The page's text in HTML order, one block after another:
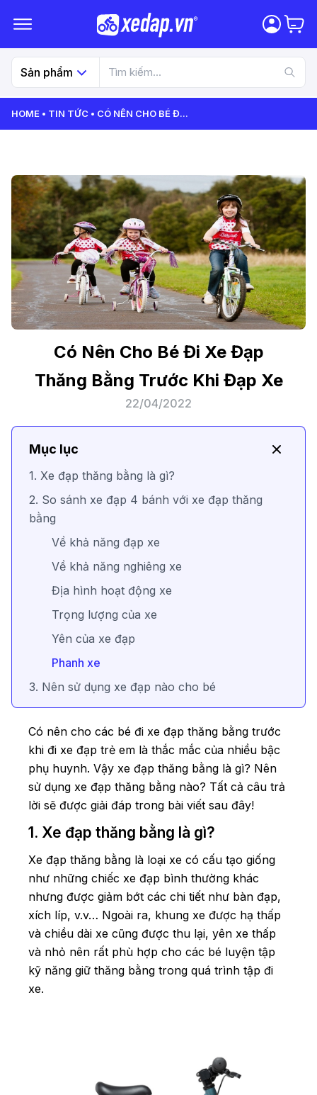
Sản phẩm
HOME TIN TỨC CÓ NÊN CHO BÉ Đ...
Có Nên Cho Bé Đi Xe Đạp
Thăng Bằng Trước Khi Đạp Xe
22/04/2022
Mục lục
1. Xe đạp thăng bằng là gì?
2. So sánh xe đạp 4 bánh với xe đạp thăng
bằng
Về khả năng đạp xe
Về khả năng nghiêng xe
Địa hình hoạt động xe
Trọng lượng của xe
Yên của xe đạp
Phanh xe
3. Nên sử dụng xe đạp nào cho bé
Có nên cho các bé đi xe đạp thăng bằng trước
khi đi xe đạp trẻ em là thắc mắc của nhiều bậc
phụ huynh. Vậy xe đạp thăng bằng là gì? Nên
sử dụng xe đạp thăng bằng nào? Tất cả câu trả
lời sẽ được giải đáp trong bài viết sau đây!
1. Xe đạp thăng bằng là gì?
Xe đạp thăng bằng là loại xe có cấu tạo giống
như những chiếc xe đạp bình thường khác
nhưng được giảm bớt các chi tiết như bàn đạp,
xích líp, v.v… Ngoài ra, khung xe được hạ thấp
và chiều dài xe cũng được thu lại, yên xe thấp
và nhỏ nên rất phù hợp cho các bé luyện tập
kỹ năng giữ thăng bằng trong quá trình tập đi
xe.